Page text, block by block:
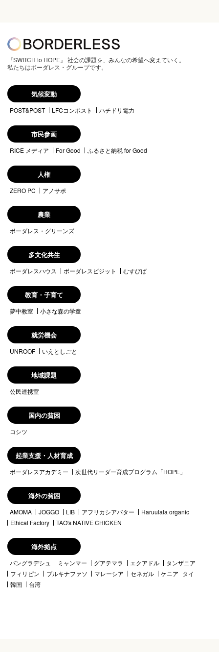
『SWITCH to HOPE』 社会の課題を、みんなの希望へ変えていく。
私たちはボーダレス・グループです。
気候変動
POST&POST LFCコンポスト ハチドリ電力
市民参画
RICE メディア For Good ふるさと納税 for Good
人権
ZERO PC アノサポ
農業
ボーダレス・グリーンズ
多文化共生
ボーダレスハウス ボーダレスビジット むすびば
教育・子育て
夢中教室 小さな森の学童
就労機会
UNROOF いえとしごと
地域課題
公民連携室
国内の貧困
コシツ
起業支援・人材育成
ボーダレスアカデミー 次世代リーダー育成プログラム「HOPE」
海外の貧困
AMOMA JOGGO LIB アフリカシアバター
Haruulala organic
Ethical Factory
TAO's NATIVE CHICKEN
海外拠点
バングラデシュ ミャンマー グアテマラ エクアドル
タンザニア
フィリピン
ブルキナファソ マレーシア セネガル ケニア タイ
韓国
台湾